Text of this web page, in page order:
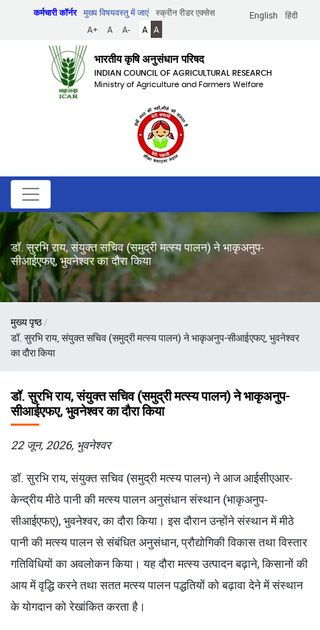
English हिंदी
कर्मचारी कॉर्नर मुख्य विषयवस्तु में जाएं
स्क्रीन रीडर एक्सेस
A+
A A- A A
भारतीय कृषि अनुसंधान परिषद
INDIAN COUNCIL OF AGRICULTURAL RESEARCH
Ministry of Agriculture and Farmers Welfare
डॉ. सुरभि राय, संयुक्त सचिव (समुद्री मत्स्य पालन) ने भाकृअनुप-
सीआईएफए, भुवनेश्वर का दौरा किया
पग
चिन्ह
मुख्य पृष्ठ
डॉ. सुरभि राय, संयुक्त सचिव (समुद्री मत्स्य पालन) ने भाकृअनुप-सीआईएफए, भुवनेश्वर
का दौरा किया
डॉ. सुरभि राय, संयुक्त सचिव (समुद्री मत्स्य पालन) ने भाकृअनुप-
सीआईएफए, भुवनेश्वर का दौरा किया
22 जून, 2026, भुवनेश्वर
डॉ. सुरभि राय, संयुक्त सचिव (समुद्री मत्स्य पालन) ने आज आईसीएआर-
केन्द्रीय मीठे पानी की मत्स्य पालन अनुसंधान संस्थान (भाकृअनुप-
सीआईएफए), भुवनेश्वर, का दौरा किया। इस दौरान उन्होंने संस्थान में मीठे
पानी की मत्स्य पालन से संबंधित अनुसंधान, प्रौद्योगिकी विकास तथा विस्तार
गतिविधियों का अवलोकन किया। यह दौरा मत्स्य उत्पादन बढ़ाने, किसानों की
आय में वृद्धि करने तथा सतत मत्स्य पालन पद्धतियों को बढ़ावा देने में संस्थान
के योगदान को रेखांकित करता है।